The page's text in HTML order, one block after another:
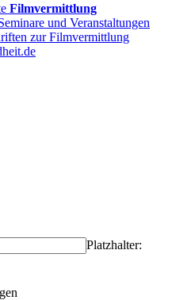
Filmvermittlung
und Veranstaltungen
zur Filmvermittlung
Platzhalter: